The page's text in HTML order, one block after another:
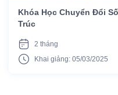
Khóa Học Chuyển Đổi
Trúc
2 tháng
Khai giảng: 05/03/2025